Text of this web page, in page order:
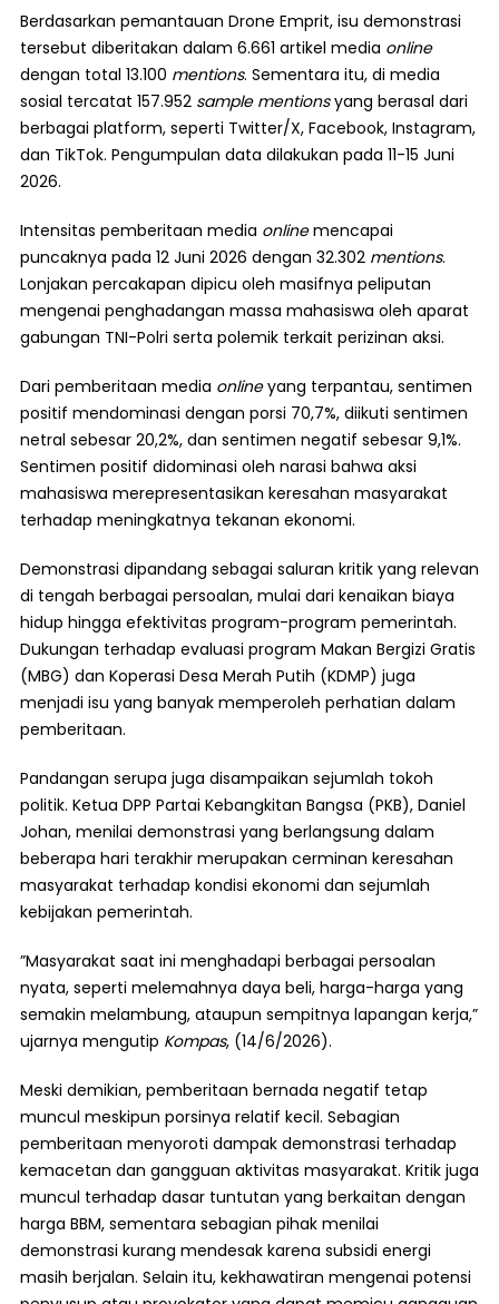
Berdasarkan pemantauan Drone Emprit, isu demonstrasi
tersebut diberitakan dalam 6.661 artikel media online
dengan total 13.100 mentions. Sementara itu, di media
sosial tercatat 157.952 sample mentionsyang berasal dari
berbagai platform, seperti Twitter/X, Facebook, Instagram,
dan TikTok. Pengumpulan data dilakukan pada 11-15 Juni
2026.
Intensitas pemberitaan media onlinemencapai
puncaknya pada 12 Juni 2026 dengan 32.302 mentions.
Lonjakan percakapan dipicu oleh masifnya peliputan
mengenai penghadangan massa mahasiswa oleh aparat
gabungan TNI-Polri serta polemik terkait perizinan aksi.
Dari pemberitaan media onlineyang terpantau, sentimen
positif mendominasi dengan porsi 70,7%, diikuti sentimen
netral sebesar 20,2%, dan sentimen negatif sebesar 9,1%.
Sentimen positif didominasi oleh narasi bahwa aksi
mahasiswa merepresentasikan keresahan masyarakat
terhadap meningkatnya tekanan ekonomi.
Demonstrasi dipandang sebagai saluran kritik yang relevan
di tengah berbagai persoalan, mulai dari kenaikan biaya
hidup hingga efektivitas program-program pemerintah.
Dukungan terhadap evaluasi program Makan Bergizi Gratis
(MBG) dan Koperasi Desa Merah Putih (KDMP) juga
menjadi isu yang banyak memperoleh perhatian dalam
pemberitaan.
Pandangan serupa juga disampaikan sejumlah tokoh
politik. Ketua DPP Partai Kebangkitan Bangsa (PKB), Daniel
Johan, menilai demonstrasi yang berlangsung dalam
beberapa hari terakhir merupakan cerminan keresahan
masyarakat terhadap kondisi ekonomi dan sejumlah
kebijakan pemerintah.
”Masyarakat saat ini menghadapi berbagai persoalan
nyata, seperti melemahnya daya beli, harga-harga yang
semakin melambung, ataupun sempitnya lapangan kerja,”
ujarnya mengutip Kompas, (14/6/2026).
Meski demikian, pemberitaan bernada negatif tetap
muncul meskipun porsinya relatif kecil. Sebagian
pemberitaan menyoroti dampak demonstrasi terhadap
kemacetan dan gangguan aktivitas masyarakat. Kritik juga
muncul terhadap dasar tuntutan yang berkaitan dengan
harga BBM, sementara sebagian pihak menilai
demonstrasi kurang mendesak karena subsidi energi
masih berjalan. Selain itu, kekhawatiran mengenai potensi